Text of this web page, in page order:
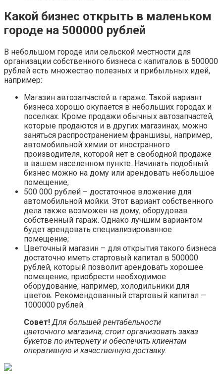
Какой бизнес открыть в маленьком
городе на 500000 рублей
В небольшом городе или сельской местности для
организации собственного бизнеса с капиталов в 500000
рублей есть множество полезных и прибыльных идей,
например:
Магазин автозапчастей в гараже. Такой вариант
бизнеса хорошо окупается в небольших городах и
поселках. Кроме продажи обычных автозапчастей,
которые продаются и в других магазинах, можно
заняться распространением франшизы, например,
автомобильной химии от иностранного
производителя, которой нет в свободной продаже
в вашем населенном пункте. Начинать подобный
бизнес можно на дому или арендовать небольшое
помещение;
500 000 рублей – достаточное вложение для
автомобильной мойки. Этот вариант собственного
дела также возможен на дому, оборудовав
собственный гараж. Однако лучшим вариантом
будет арендовать специализированное
помещение;
Цветочный магазин – для открытия такого бизнеса
достаточно иметь стартовый капитал в 500000
рублей, который позволит арендовать хорошее
помещение, приобрести необходимое
оборудование, например, холодильники для
цветов. Рекомендованный стартовый капитал —
1000000 рублей.
Совет! Для большей рентабельности
цветочного магазина, стоит организовать заказ
букетов по интернету и обеспечить клиентам
оперативную и качественную доставку.